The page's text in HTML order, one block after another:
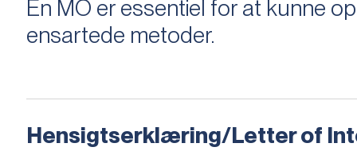
En MO er essentiel for at kunne
ensartede metoder.
Hensigtserklæring/Letter of